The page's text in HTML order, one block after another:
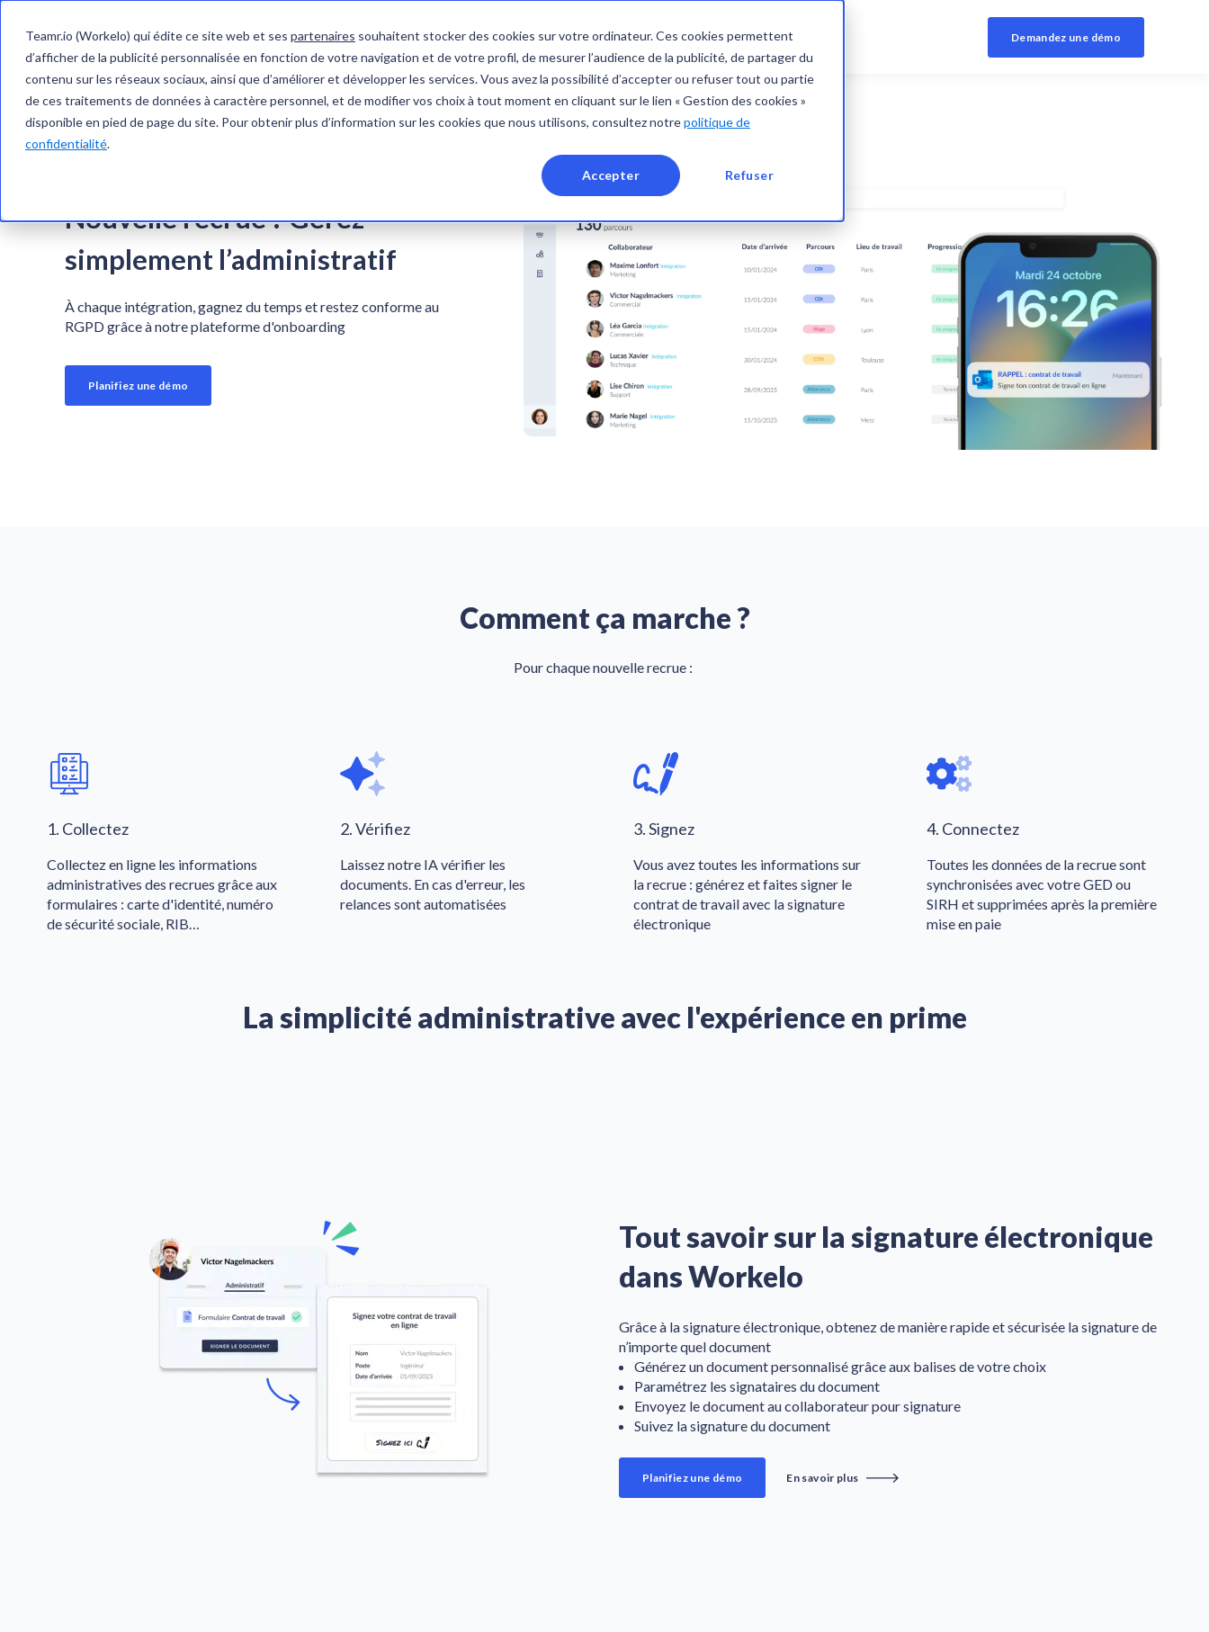
Teamr.io (Workelo) qui édite ce site web et ses partenaires souhaitent stocker des cookies sur votre ordinateur. Ces cookies permettent
d’afficher de la publicité personnalisée en fonction de votre navigation et de votre profil, de mesurer l’audience de la publicité, de partager du
contenu sur les réseaux sociaux, ainsi que d’améliorer et développer les services. Vous avez la possibilité d’accepter ou refuser tout ou partie
de ces traitements de données à caractère personnel, et de modifier vos choix à tout moment en cliquant sur le lien « Gestion des cookies »
disponible en pied de page du site. Pour obtenir plus d’information sur les cookies que nous utilisons, consultez notrepolitique de
confidentialité.
Accepter Refuser
PRODUITS CLIENTS RESSOURCES BLOG Demandez une démo
Nouvelle recrue ? Gérez
simplement l’administratif
À chaque intégration, gagnez du temps et restez conforme au
RGPD grâce à notre plateforme d'onboarding
Planifiez une démo
Comment ça marche ?
Pour chaque nouvelle recrue :
1. Collectez
Collectez en ligne les informations
administratives des recrues grâce aux
formulaires : carte d'identité, numéro
de sécurité sociale, RIB…
2. Vérifiez
Laissez notre IA vérifier les
documents. En cas d'erreur, les
relances sont automatisées
3. Signez
Vous avez toutes les informations sur
la recrue : générez et faites signer le
contrat de travail avec la signature
électronique
4. Connectez
Toutes les données de la recrue sont
synchronisées avec votre GED ou
SIRH et supprimées après la première
mise en paie
La simplicité administrative avec l'expérience en prime
Tout savoir sur la signature électronique
dans Workelo
Grâce à la signature électronique, obtenez de manière rapide et sécurisée la signature de
n’importe quel document
Générez un document personnalisé grâce aux balises de votre choix
Paramétrez les signataires du document
Envoyez le document au collaborateur pour signature
Suivez la signature du document
Planifiez une démo En savoir plus